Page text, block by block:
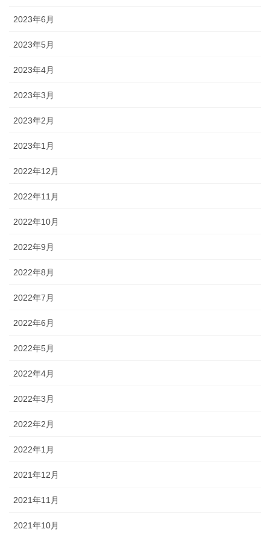
2023年6月
2023年5月
2023年4月
2023年3月
2023年2月
2023年1月
2022年12月
2022年11月
2022年10月
2022年9月
2022年8月
2022年7月
2022年6月
2022年5月
2022年4月
2022年3月
2022年2月
2022年1月
2021年12月
2021年11月
2021年10月